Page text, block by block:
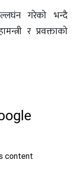
गरेको भन्दै
र प्रवक्ताको